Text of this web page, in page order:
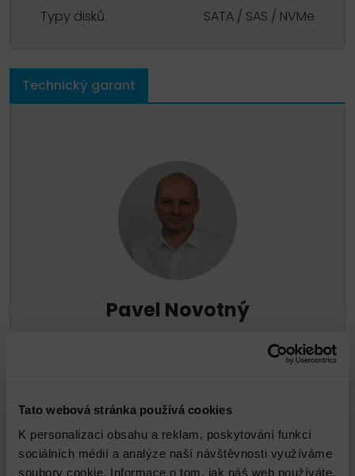
Tato webová stránka používá cookies
K personalizaci obsahu a reklam, poskytování funkcí
sociálních médií a analýze naší návštěvnosti využíváme
soubory cookie. Informace o tom, jak náš web používáte,
Typy disků
SATA / SAS / NVMe
Technický garant
Pavel Novotný